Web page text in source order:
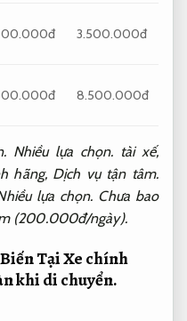
3.500.000đ
8.500.000đ
Nhiều lựa chọn. tài xế,
hãng, Dịch vụ tận tâm.
lựa chọn. Chưa bao
(200.000đ/ngày).
Tại Xe chính
khi di chuyển.